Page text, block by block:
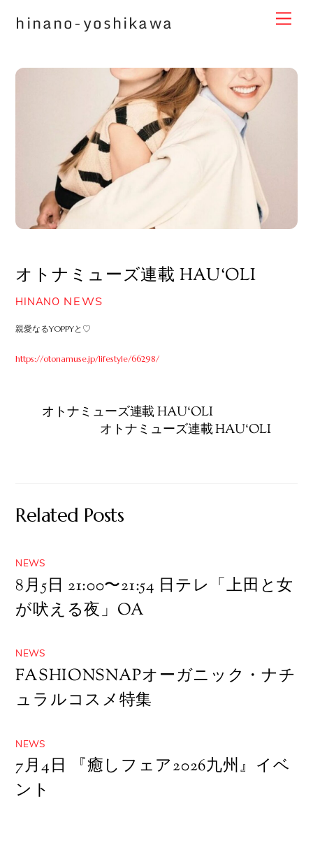
hinano-yoshikawa
オトナミューズ連載 HAU‘OLI
HINANO NEWS
親愛なるYOPPYと♡
https://otonamuse.jp/lifestyle/66298/
オトナミューズ連載 HAU‘OLI
オトナミューズ連載 HAU‘OLI
Related Posts
NEWS
8月5日 21:00〜21:54 日テレ「上田と女
が吠える夜」OA
NEWS
FASHIONSNAPオーガニック・ナチ
ュラルコスメ特集
NEWS
7月4日 『癒しフェア2026九州』イベ
ント